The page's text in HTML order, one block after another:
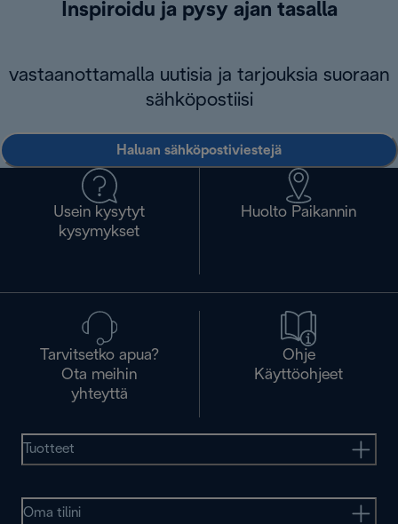
Inspiroidu ja pysy ajan tasalla
vastaanottamalla uutisia ja tarjouksia suoraan
sähköpostiisi
Haluan sähköpostiviestejä
Usein kysytyt
kysymykset
Huolto Paikannin
Tarvitsetko apua?
Ota meihin
yhteyttä
Ohje
Käyttöohjeet
Tuotteet
Oma tilini